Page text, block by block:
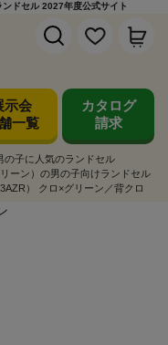
ドセル 2027年度公式サイト
示会
一覧
カタログ
請求
の子に人気のランドセル
ーン）の男の子向けランドセル
） クロ×グリーン／背クロ